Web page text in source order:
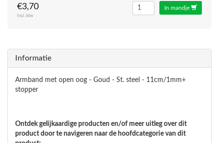
€3,70
Incl. btw
In mandje
Informatie
Armband met open oog - Goud - St. steel - 11cm/1mm+
stopper
Ontdek gelijkaardige producten en/of meer uitleg over dit
product door te navigeren naar de hoofdcategorie van dit